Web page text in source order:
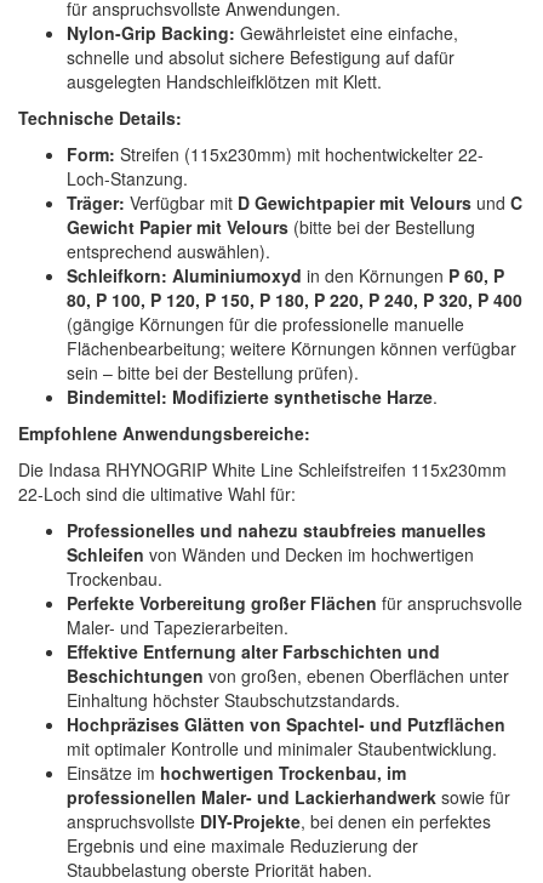
für anspruchsvollste Anwendungen.
Nylon-Grip Backing: Gewährleistet eine einfache,
schnelle und absolut sichere Befestigung auf dafür
ausgelegten Handschleifklötzen mit Klett.
Technische Details:
Form: Streifen (115x230mm) mit hochentwickelter 22-
Loch-Stanzung.
Träger: Verfügbar mit D Gewichtpapier mit Velours und C
Gewicht Papier mit Velours (bitte bei der Bestellung
entsprechend auswählen).
Schleifkorn: Aluminiumoxyd in den Körnungen P 60, P
80, P 100, P 120, P 150, P 180, P 220, P 240, P 320, P 400
(gängige Körnungen für die professionelle manuelle
Flächenbearbeitung; weitere Körnungen können verfügbar
sein – bitte bei der Bestellung prüfen).
Bindemittel: Modifizierte synthetische Harze.
Empfohlene Anwendungsbereiche:
Die Indasa RHYNOGRIP White Line Schleifstreifen 115x230mm
22-Loch sind die ultimative Wahl für:
Professionelles und nahezu staubfreies manuelles
Schleifen von Wänden und Decken im hochwertigen
Trockenbau.
Perfekte Vorbereitung großer Flächen für anspruchsvolle
Maler- und Tapezierarbeiten.
Effektive Entfernung alter Farbschichten und
Beschichtungen von großen, ebenen Oberflächen unter
Einhaltung höchster Staubschutzstandards.
Hochpräzises Glätten von Spachtel- und Putzflächen
mit optimaler Kontrolle und minimaler Staubentwicklung.
Einsätze im hochwertigen Trockenbau, im
professionellen Maler- und Lackierhandwerk sowie für
anspruchsvollste DIY-Projekte, bei denen ein perfektes
Ergebnis und eine maximale Reduzierung der
Staubbelastung oberste Priorität haben.